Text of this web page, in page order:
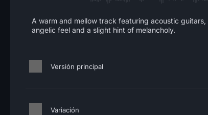
A warm and mellow track featuring acoustic
angelic feel and a slight hint of melancholy.
Versión principal
Variación